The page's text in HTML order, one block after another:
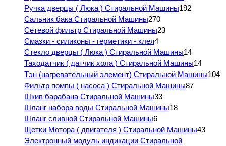
Ручка дверцы ( Люка ) Стиральной Машины192
Сальник бака Стиральной Машины270
Сетевой фильтр Стиральной Машины23
Смазки - силиконы - герметики - клея4
Стекло дверцы ( Люка ) Стиральной Машины14
Таходатчик ( датчик хола ) Стиральной Машины14
Тэн (нагревательный элемент) Стиральной Машины104
Фильтр помпы ( насоса ) Стиральной Машины87
Шкив барабана Стиральной Машины33
Шланг набора воды Стиральной Машины18
Шланг сливной Стиральной Машины6
Щетки Мотора ( двигателя ) Стиральной Машины43
Электронный модуль индикации Стиральной